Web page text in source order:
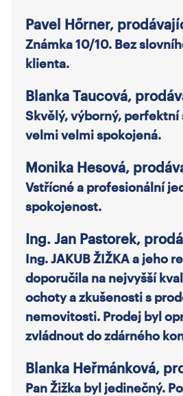
Pavel Hőrner,
Známka 10/10. Bez
klienta.
Blanka Taucová,
Skvělý, výborný, perfektní
velmi velmi spokojená.
Monika Hesová,
Vstřícné a profesionální
spokojenost.
Ing. Jan Pastorek,
Ing. JAKUB ŽIŽKA a jeho
doporučila na nejvyšší
ochoty a zkušenosti s
nemovitosti. Prodej byl
zvládnout do zdárného
Blanka Heřmánková,
Pan Žižka byl jedinečný.